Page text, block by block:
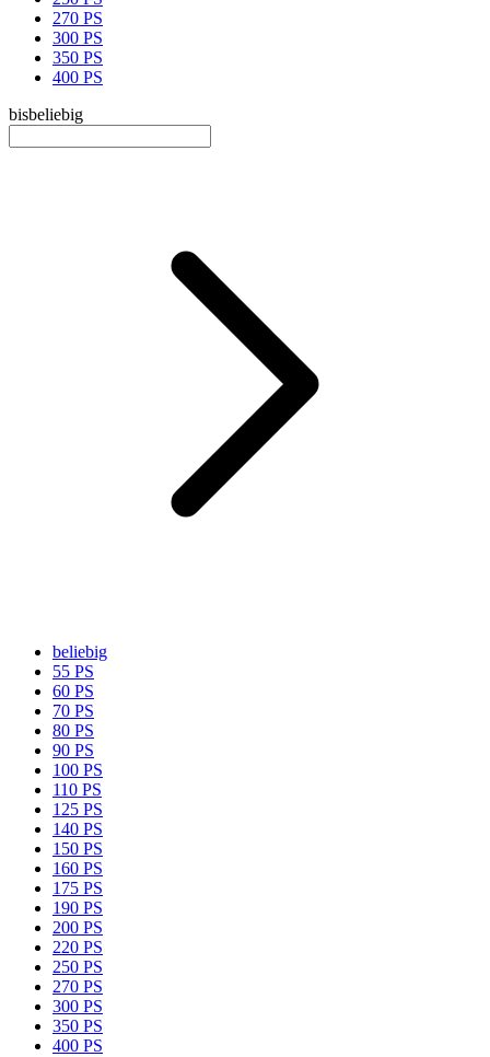
270 PS
300 PS
350 PS
400 PS
bisbeliebig
beliebig
55 PS
60 PS
70 PS
80 PS
90 PS
100 PS
110 PS
125 PS
140 PS
150 PS
160 PS
175 PS
190 PS
200 PS
220 PS
250 PS
270 PS
300 PS
350 PS
400 PS